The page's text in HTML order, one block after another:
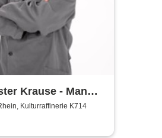
Krause - Man
Kulturraffinerie K714